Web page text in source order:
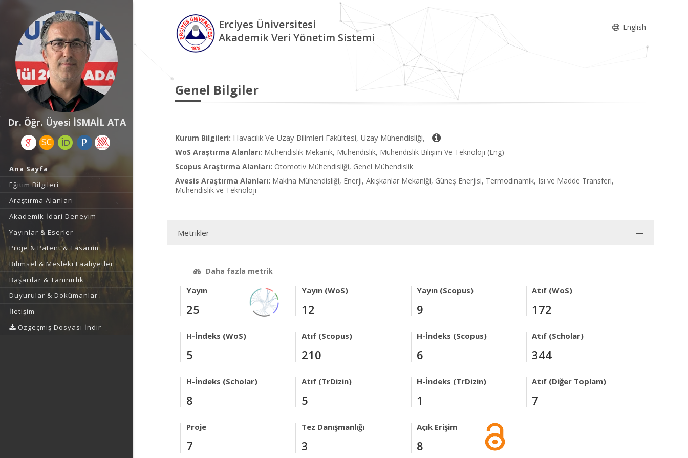
Dr. Öğr. Üyesi İSMAİL ATA
Ana Sayfa
Eğitim Bilgileri
Araştırma Alanları
Akademik İdari Deneyim
Yayınlar & Eserler
Proje & Patent & Tasarım
Bilimsel & Mesleki Faaliyetler
Başarılar & Tanınırlık
Duyurular & Dokümanlar
İletişim
Özgeçmiş Dosyası İndir
Erciyes Üniversitesi
Akademik Veri Yönetim Sistemi
English
Genel Bilgiler
Kurum Bilgileri: Havacılık Ve Uzay Bilimleri Fakültesi, Uzay Mühendisliği, -
WoS Araştırma Alanları: Mühendislik Mekanik, Mühendislik, Mühendislik Bilişim Ve Teknoloji (Eng)
Scopus Araştırma Alanları: Otomotiv Mühendisliği, Genel Mühendislik
Avesis Araştırma Alanları: Makina Mühendisliği, Enerji, Akışkanlar Mekaniği, Güneş Enerjisi, Termodinamik, Isı ve Madde Transferi,
Mühendislik ve Teknoloji
Metrikler
Daha fazla metrik
Yayın
25
Yayın (WoS)
12
Yayın (Scopus)
9
Atıf (WoS)
172
H-İndeks (WoS)
5
Atıf (Scopus)
210
H-İndeks (Scopus)
6
Atıf (Scholar)
344
H-İndeks (Scholar)
8
Atıf (TrDizin)
5
H-İndeks (TrDizin)
1
Atıf (Diğer Toplam)
7
Proje
7
Tez Danışmanlığı
3
Açık Erişim
8